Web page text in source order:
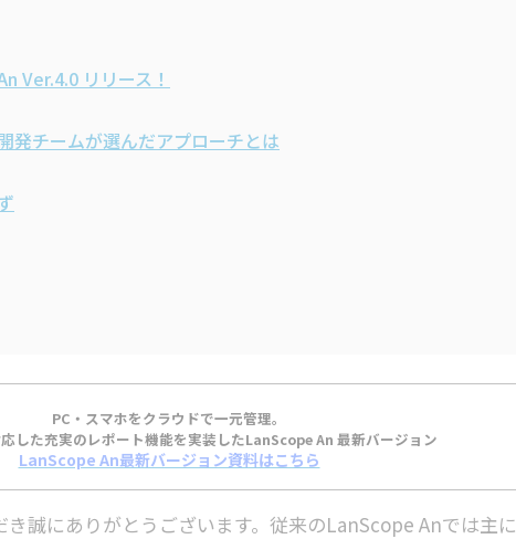
Ver.4.0 リリース！
発チームが選んだアプローチとは
PC・スマホをクラウドで一元管理。
した充実のレポート機能を実装したLanScope An 最新バージョン
LanScope An最新バージョン資料はこちら
誠にありがとうございます。従来のLanScope Anでは主に